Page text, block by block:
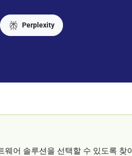
Perplexity
웨어 솔루션을 선택할 수 있도록 찾